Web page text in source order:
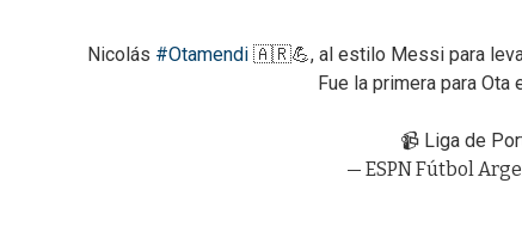
Nicolás #Otamendi 🇦🇷💪, al estilo Messi para
Fue la primera para
📹 Liga de
— ESPN Fútbol